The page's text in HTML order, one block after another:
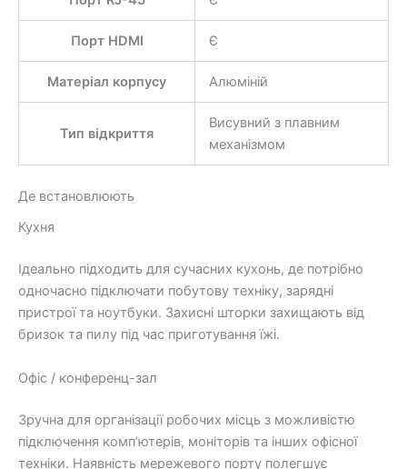
Порт HDMI Є
Матеріал корпусу Алюміній
Тип відкриття
Висувний з плавним
механізмом
Де встановлюють
Кухня
Ідеально підходить для сучасних кухонь, де потрібно
одночасно підключати побутову техніку, зарядні
пристрої та ноутбуки. Захисні шторки захищають від
бризок та пилу під час приготування їжі.
Офіс / конференц-зал
Зручна для організації робочих місць з можливістю
підключення комп’ютерів, моніторів та інших офісної
техніки. Наявність мережевого порту полегшує